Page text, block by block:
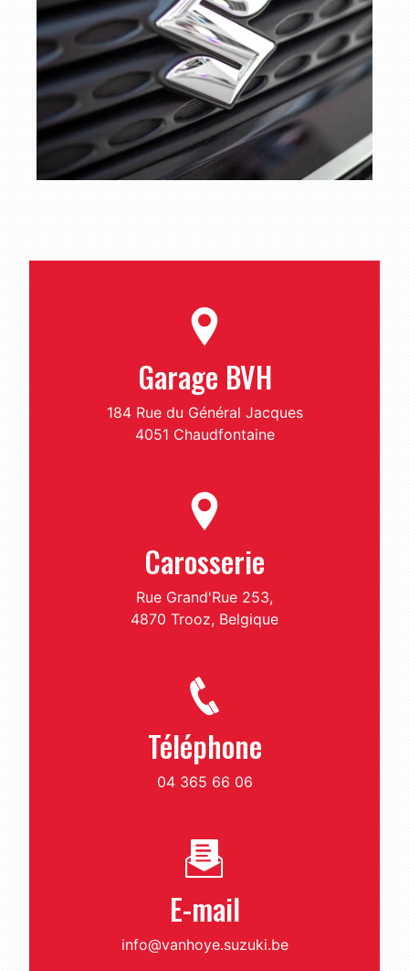
Garage BVH
184 Rue du Général Jacques
4051 Chaudfontaine
Carosserie
Rue Grand'Rue 253,
4870 Trooz, Belgique
Téléphone
04 365 66 06
E-mail
info@vanhoye.suzuki.be